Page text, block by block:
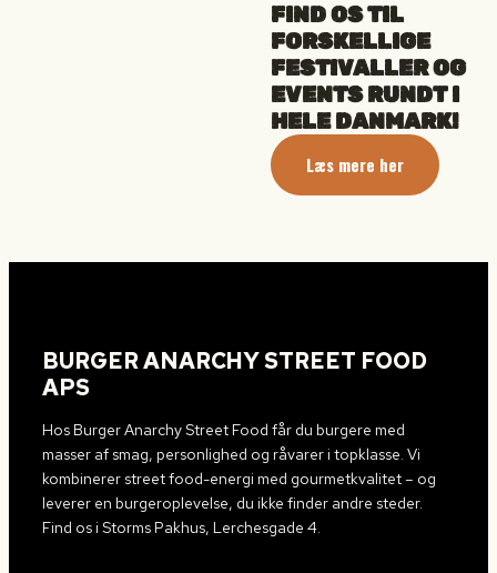
FIND OS TIL
FORSKELLIGE
FESTIVALLER OG
EVENTS RUNDT I
HELE DANMARK!
Læs mere her
BURGER ANARCHY STREET FOOD
APS
Hos Burger Anarchy Street Food får du burgere med
masser af smag, personlighed og råvarer i topklasse. Vi
kombinerer street food-energi med gourmetkvalitet – og
leverer en burgeroplevelse, du ikke finder andre steder.
Find os i Storms Pakhus, Lerchesgade 4.